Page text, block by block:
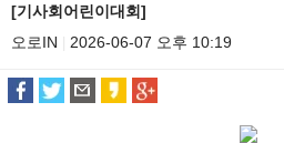
[기사회어린이대회]
오로IN
2026-06-07 오후 10:19